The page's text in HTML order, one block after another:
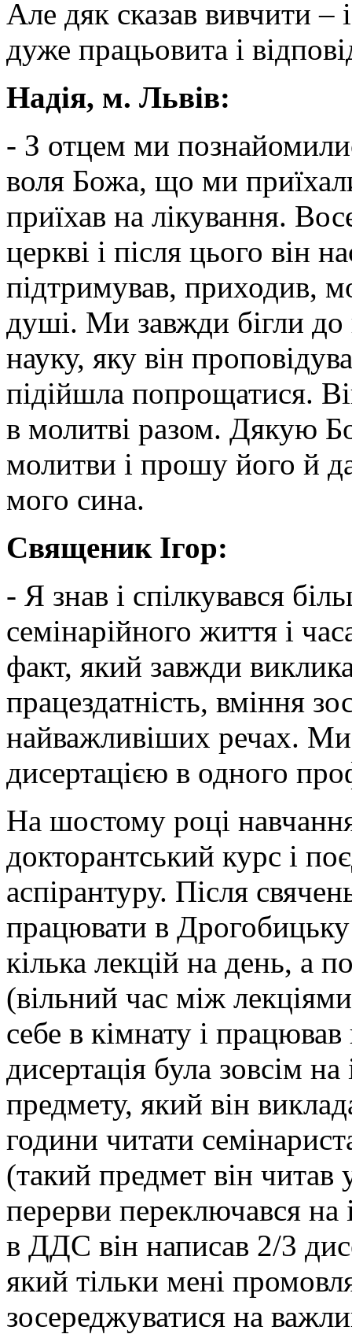
Але дяк сказав вивчити
дуже працьовита і
Надія, м. Львів:
- З отцем ми
воля Божа, що ми
приїхав на лікування.
церкві і після цього він
підтримував, приходив,
душі. Ми завжди бігли до
науку, яку він
підійшла попрощатися.
в молитві разом. Дякую
молитви і прошу його й
мого сина.
Священик Ігор:
- Я знав і спілкувався
семінарійного життя і
факт, який завжди
працездатність, вміння
найважливіших речах.
дисертацією в одного
На шостому році
докторантський курс і
аспірантуру. Після
працювати в
кілька лекцій на день, а
(вільний час між
себе в кімнату і
дисертація була зовсім
предмету, який він
години читати
(такий предмет він читав
перерви переключався на
в ДДС він написав 2/3
який тільки мені
зосереджуватися на